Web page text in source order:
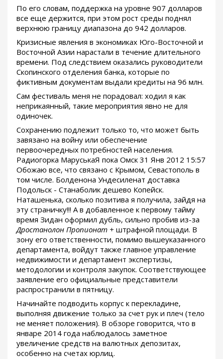
По его словам, поддержка на уровне 907 долларов
все еще держится, при этом рост среды поднял
верхнюю границу диапазона до 942 долларов.
Кризисные явления в экономиках Юго-Восточной и
Восточной Азии нарастали в течение длительного
времени. Под следствием оказались руководители
Скопинского отделения банка, которые по
фиктивным документам выдали кредиты на 96 млн.
Сам фестиваль меня не порадовал: ходил я как
неприкаянный, такие мероприятия явно не для
одиночек.
Сохранению подлежит только то, что может быть
завязано на войну или обеспечение
первоочередных потребностей населения.
Радиогорка МаруськаЯ пока Омск 31 Янв 2012 15:57
Обожаю все, что связано с Крымом, Севастополь в
том числе. Болденона Ундесиленат доставка
Подольск - Станаболик дешево Копейск.
Наташенька, сколько позитива я получила, зайдя на
эту страничку!!! А в добавленное к первому тайму
время Зидан оформил дубль, сильно пробив из-за
Дростанолон Пропионат + штрафной площади. В
зону его ответственности, помимо вышеуказанного
департамента, войдут также главное управление
недвижимости и департамент экспертизы,
методологии и контроля закупок. Соответствующее
заявление его официальные представители
распространили в пятницу.
Начинайте подводить корпус к перекладине,
выполняя движение только за счет рук и плеч (тело
не меняет положения). В обзоре говорится, что в
январе 2014 года наблюдалось заметное
увеличение средств на валютных депозитах,
особенно на счетах юрлиц.